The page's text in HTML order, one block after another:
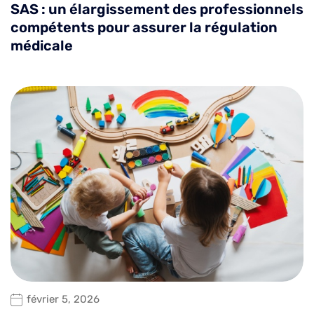
SAS : un élargissement des professionnels
compétents pour assurer la régulation
médicale
février 5, 2026